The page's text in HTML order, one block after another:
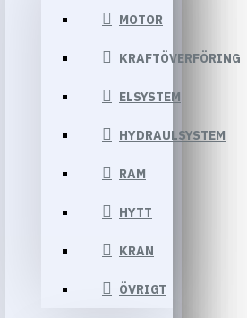
MOTOR
KRAFTÖVERFÖRING
ELSYSTEM
HYDRAULSYSTEM
RAM
HYTT
KRAN
ÖVRIGT